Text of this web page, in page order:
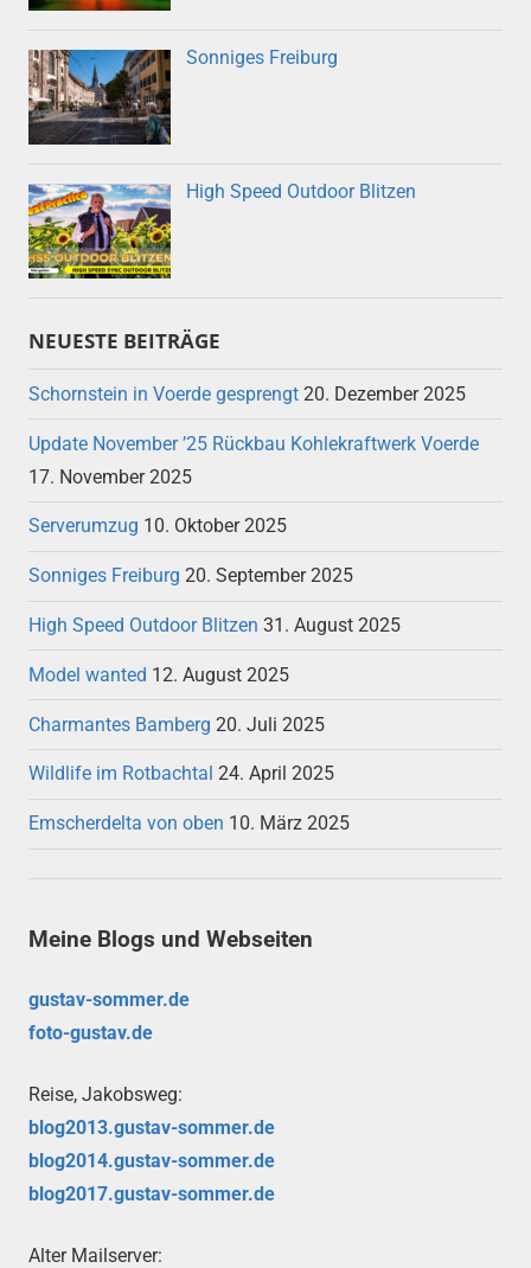
Sonniges Freiburg
High Speed Outdoor Blitzen
NEUESTE BEITRÄGE
Schornstein in Voerde gesprengt 20. Dezember 2025
Update November ’25 Rückbau Kohlekraftwerk Voerde
17. November 2025
Serverumzug 10. Oktober 2025
Sonniges Freiburg 20. September 2025
High Speed Outdoor Blitzen 31. August 2025
Model wanted 12. August 2025
Charmantes Bamberg 20. Juli 2025
Wildlife im Rotbachtal 24. April 2025
Emscherdelta von oben 10. März 2025
Meine Blogs und Webseiten
gustav-sommer.de
foto-gustav.de
Reise, Jakobsweg:
blog2013.gustav-sommer.de
blog2014.gustav-sommer.de
blog2017.gustav-sommer.de
Alter Mailserver: